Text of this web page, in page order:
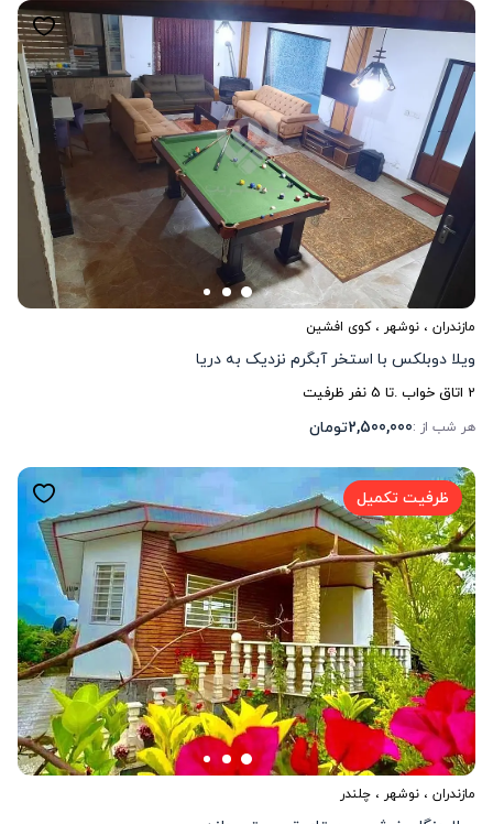
مازندران ، نوشهر ، کوی افشین
ویلا دوبلکس با استخر آبگرم نزدیک به دریا
2 اتاق خواب .تا 5نفر ظرفیت
هر شب از :2,500,000تومان
ظرفیت تکمیل
مازندران ، نوشهر ، چلندر